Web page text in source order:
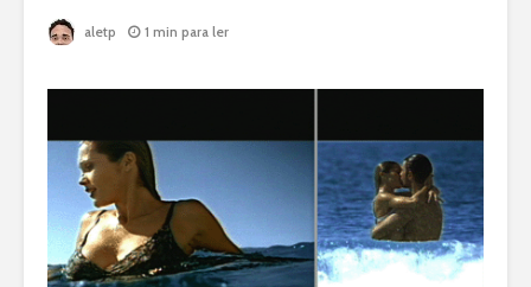
aletp 1 min para ler